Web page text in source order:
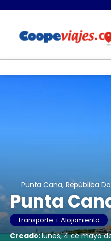
Punta Cana, República
Punta
Transporte + Alojamiento
Creado:lunes, 4 de mayo